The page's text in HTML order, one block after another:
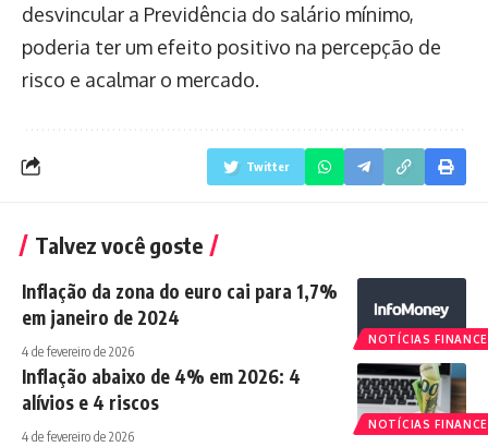
desvincular a Previdência do salário mínimo,
poderia ter um efeito positivo na percepção de
risco e acalmar o mercado.
Twitter
Talvez você goste
NOTÍCIAS
Inflação da zona do euro cai para 1,7%
em janeiro de 2024
4 de fevereiro de 2026
NOTÍCIAS
Inflação abaixo de 4% em 2026: 4
alívios e 4 riscos
4 de fevereiro de 2026